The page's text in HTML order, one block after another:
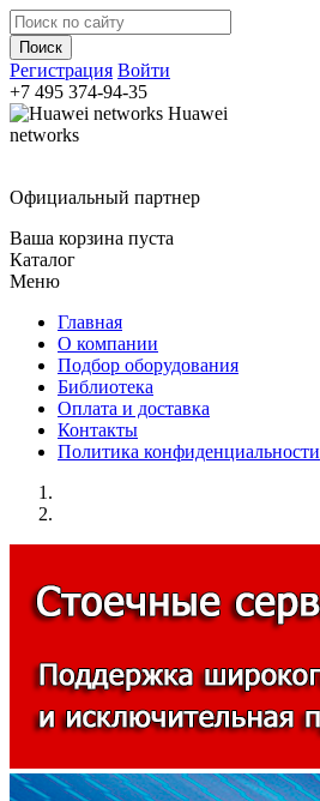
Регистрация Войти
+7 495 374-94-35
Huawei
networks
Официальный партнер
Ваша корзина пуста
Каталог
Меню
Главная
О компании
Подбор оборудования
Библиотека
Оплата и доставка
Контакты
Политика конфиденциальности